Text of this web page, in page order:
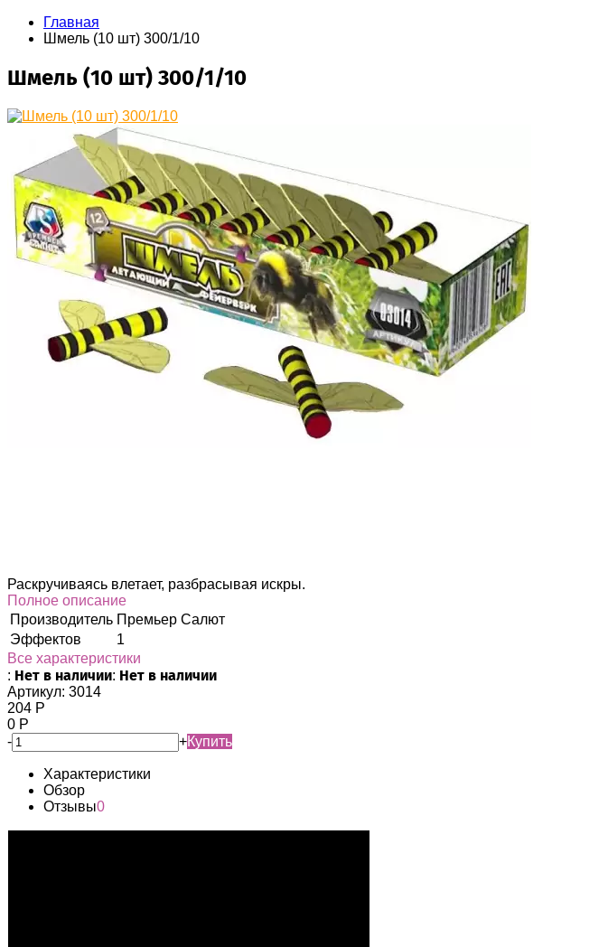
Главная
Шмель (10 шт) 300/1/10
Шмель (10 шт) 300/1/10
Раскручиваясь влетает, разбрасывая искры.
Полное описание
Производитель Премьер Салют
Эффектов
1
Все характеристики
: Нет в наличии: Нет в наличии
Артикул: 3014
204 Р
0 Р
-
+Купить
Характеристики
Обзор
Отзывы0